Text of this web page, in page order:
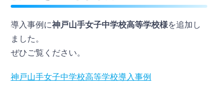
導入事例に神戸山手女子中学校高等学校様を追加し
ました。
ぜひご覧ください。
神戸山手女子中学校高等学校導入事例